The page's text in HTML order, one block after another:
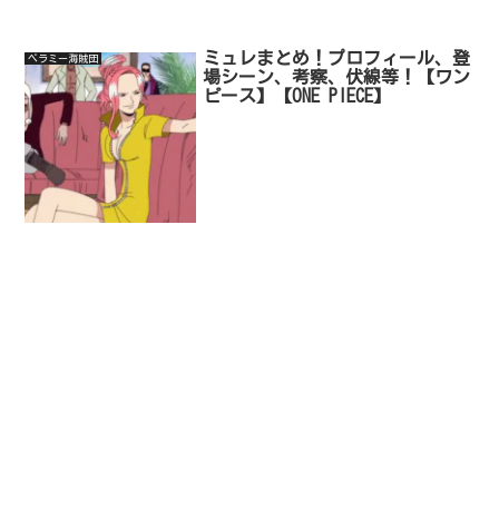
ベラミー海賊団
ミュレまとめ！プロフィール、登
場シーン、考察、伏線等！【ワン
ピース】【ONE PIECE】